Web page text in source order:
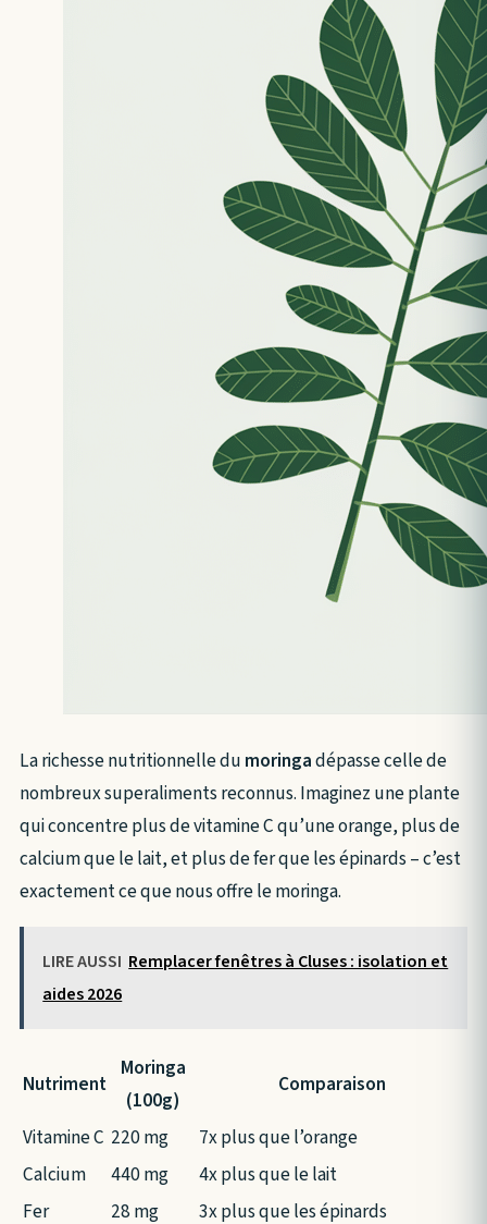
La richesse nutritionnelle du moringadépasse celle de
nombreux superaliments reconnus. Imaginez une plante
qui concentre plus de vitamine C qu’une orange, plus de
calcium que le lait, et plus de fer que les épinards – c’est
exactement ce que nous offre le moringa.
LIRE AUSSI Remplacer fenêtres à Cluses : isolation et
aides 2026
Nutriment
Moringa
(100g)
Comparaison
Vitamine C 220 mg
7x plus que l’orange
Calcium
440 mg
4x plus que le lait
Fer
28 mg
3x plus que les épinards